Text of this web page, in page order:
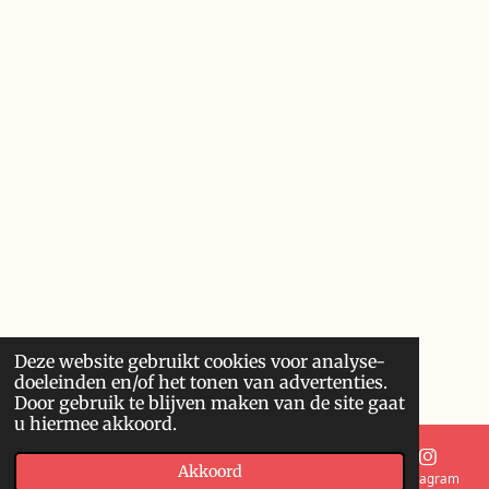
Deze website gebruikt cookies voor analyse-
doeleinden en/of het tonen van advertenties.
Door gebruik te blijven maken van de site gaat
u hiermee akkoord.
Akkoord
Telefoonnummer Instagram